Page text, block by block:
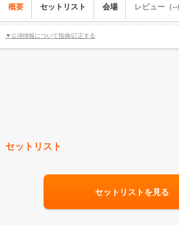
概要 セットリスト 会場 レビュー（--
▼公演情報について指摘/訂正する
セットリスト
セットリストを見る